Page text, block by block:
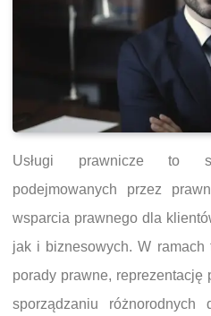
Usługi prawnicze to
podejmowanych przez
wsparcia prawnego dla
jak i biznesowych. W ramach
porady prawne, reprezentację
sporządzaniu różnorodnych